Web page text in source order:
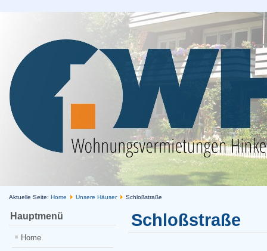
Aktuelle Seite: Home Unsere Häuser Schloßstraße
Hauptmenü
Home
Schloßstraße